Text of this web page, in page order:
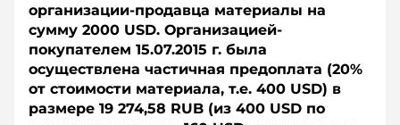
организации-продавца материалы на
сумму 2000 USD. Организацией-
покупателем 15.07.2015 г. была
осуществлена частичная предоплата (20%
от стоимости материала, т.е. 400 USD) в
размере 19 274,58 RUB (из 400 USD по